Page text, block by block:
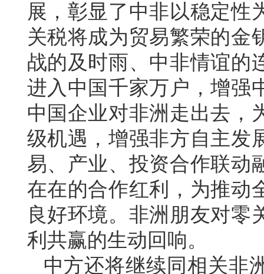
展，彰显了中非以稳定性
关税将成为贸易繁荣的金
战的及时雨、中非情谊的
进入中国千家万户，增强
中国企业对非洲走出去，
级机遇，增强非方自主发
易、产业、投资合作联动
在在的合作红利，为推动
良好环境。非洲朋友对零
利共赢的生动回响。
中方还将继续同相关非